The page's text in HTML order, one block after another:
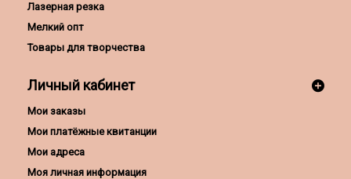
Лазерная резка
Мелкий опт
Товары для творчества
Личный кабинет
Мои заказы
Мои платёжные квитанции
Мои адреса
Моя личная информация